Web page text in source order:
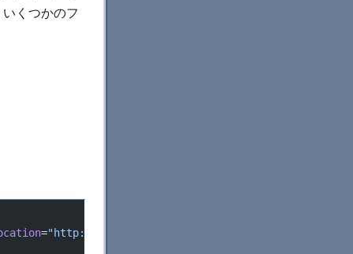
くつかのフ
="http://maven.apache.org/POM/4.0.0 http://